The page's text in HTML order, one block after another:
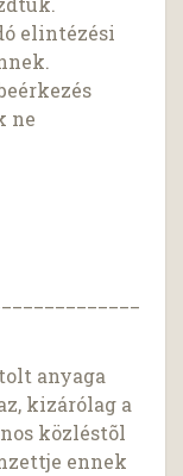
elintézési
ne
anyaga
kizárólag a
közléstõl
ennek